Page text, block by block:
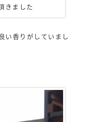
きました
い香りがしていまし